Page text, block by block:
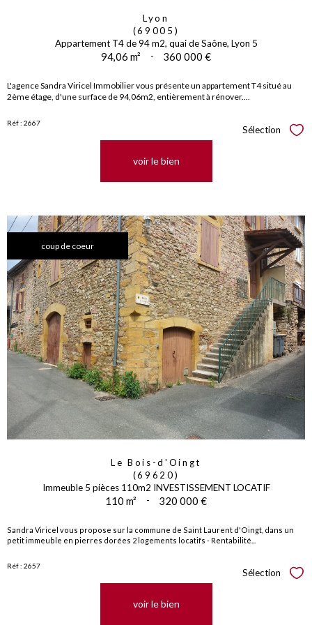
Lyon
(69005)
Appartement T4 de 94 m2, quai de Saône, Lyon 5
94,06 m² - 360 000 €
L'agence Sandra Viricel Immobilier vous présente un appartement T4 situé au
2ème étage, d'une surface de 94,06m2, entièrement à rénover....
Réf : 2667
Sélection
voir le bien
coup de coeur
Le Bois-d'Oingt
(69620)
Immeuble 5 pièces 110m2 INVESTISSEMENT LOCATIF
110 m² - 320 000 €
Sandra Viricel vous propose sur la commune de Saint Laurent d'Oingt, dans un
petit immeuble en pierres dorées 2 logements locatifs - Rentabilité...
Réf : 2657
Sélection
voir le bien